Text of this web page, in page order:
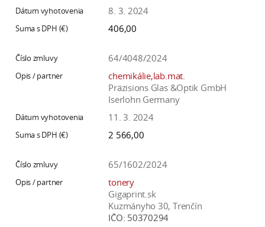
8. 3. 2024
406,00
64/4048/2024
chemikálie,lab.mat.
Präzisions Glas &Optik GmbH
Iserlohn Germany
11. 3. 2024
2 566,00
65/1602/2024
tonery
Gigaprint.sk
Kuzmányho 30, Trenčín
IČO: 50370294